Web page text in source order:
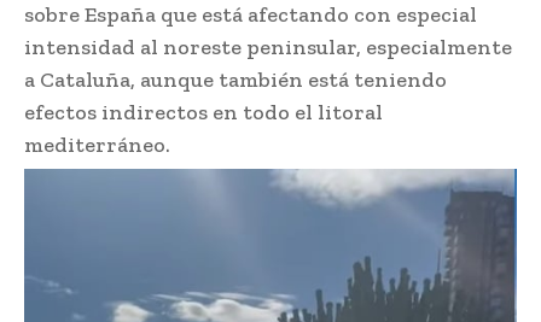
sobre España que está afectando con especial
intensidad al noreste peninsular, especialmente
a Cataluña, aunque también está teniendo
efectos indirectos en todo el litoral
mediterráneo.